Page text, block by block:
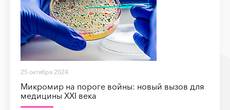
25 октября 2024
Микромир на пороге войны: новый вызов для
медицины XXI века